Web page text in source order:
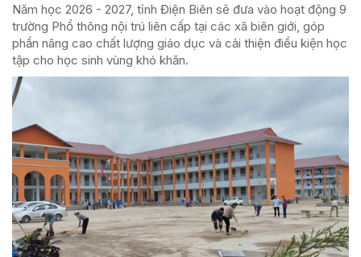
Năm học 2026 - 2027, tỉnh Điện Biên sẽ đưa vào hoạt động 9
trường Phổ thông nội trú liên cấp tại các xã biên giới, góp
phần nâng cao chất lượng giáo dục và cải thiện điều kiện học
tập cho học sinh vùng khó khăn.